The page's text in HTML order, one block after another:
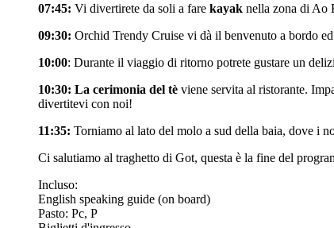
07:45: Vi divertirete da soli a fare kayak nella zona di Ao
09:30: Orchid Trendy Cruise vi dà il benvenuto a bordo
10:00: Durante il viaggio di ritorno potrete gustare un
10:30: La cerimonia del tè viene servita al ristorante.
divertitevi con noi!
11:35: Torniamo al lato del molo a sud della baia, dove i
Ci salutiamo al traghetto di Got, questa è la fine del
Incluso:
English speaking guide (on board)
Pasto: Pc, P